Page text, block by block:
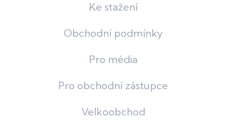
Ke stažení
Obchodní podmínky
Pro média
Pro obchodní zástupce
Velkoobchod